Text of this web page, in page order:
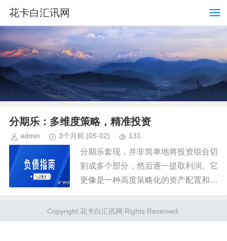
花卡白汇讯网
分期乐：多维度策略，精准投资
admin 3个月前 (05-02) 131
分期乐套现，并非简单地将投资组合切
割成多个部分，然后逐一提取利润。它
更像是一种高度策略化的资产配置和现
资周期中的关键节点。传统意义上的
“套现”往往伴随着高风险和滞后的...
Copyright 花卡白汇讯网 Rights Reserved.